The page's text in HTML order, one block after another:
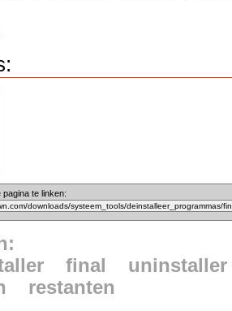
te linken:
final
uninstaller
restanten